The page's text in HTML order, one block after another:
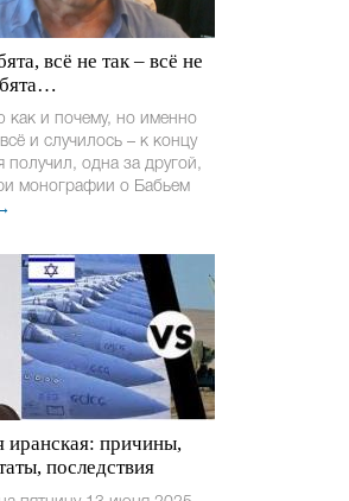
всё не так – всё не
как и почему, но именно
и случилось – к концу
получил, одна за другой,
монографии о Бабьем
иранская: причины,
последствия